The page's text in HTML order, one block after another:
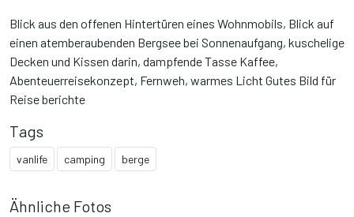
Blick aus den offenen Hintertüren eines Wohnmobils, Blick auf
einen atemberaubenden Bergsee bei Sonnenaufgang, kuschelige
Decken und Kissen darin, dampfende Tasse Kaffee,
Abenteuerreisekonzept, Fernweh, warmes Licht Gutes Bild für
Reise berichte
Tags
vanlife camping berge
Ähnliche Fotos